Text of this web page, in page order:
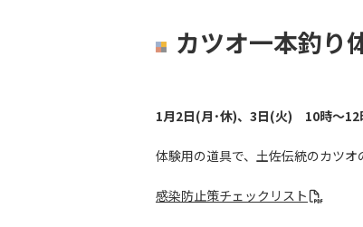
カツオ一本釣り
1月2日(月･休)、3日(火) 10時～12
体験用の道具で、土佐伝統のカツオ
感染防止策チェックリスト